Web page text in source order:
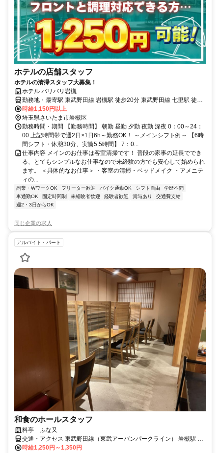
ホテルの店舗スタッフ
ホテルの清掃スタッフ大募集！
ホテル バリバリ岩槻
勤務地・最寄駅 東武野田線 岩槻駅 徒歩20分 東武野田線 七里駅 徒歩
30分
時給1,150円以上
埼玉県さいたま市岩槻区
勤務時間・期間 【勤務時間】 朝勤 昼勤 夕勤 夜勤 深夜 0：00～24：
00 上記時間帯で週2日×1日6h～勤務OK！ ～メインシフト例～ 【6時
間シフト・休憩30分、実働5.5時間】 7：0...
仕事内容 メインのお仕事は客室清掃です！ 普段の家事の延長ででき
る、とてもシンプルなお仕事なので未経験の方でも安心して始められ
ます。 ＜具体的なお仕事＞ ・客室の清掃・ベッドメイク ・アメニテ
ィの...
副業・WワークOK フリーター歓迎 バイク通勤OK シフト自由
学歴不問
車通勤OK
固定時間制 未経験者歓迎 経験者歓迎 賞与あり
交通費支給
週2・3日からOK
同じ企業の求人
アルバイト・パート
和食のホールスタッフ
料亭 ふな又
交通・アクセス 東武野田線（東武アーバンパークライン） 岩槻駅 徒
歩5分
時給1,250円～1,350円